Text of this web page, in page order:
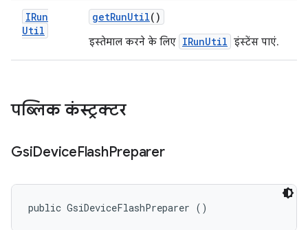
IRun
Util
getRunUtil()
इस्तेमाल करने के लिए IRunUtil इंस्टेंस पाएं.
पब्लिक कंस्ट्रक्टर
GsiDeviceFlashPreparer
public GsiDeviceFlashPreparer ()